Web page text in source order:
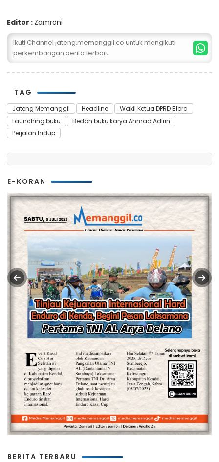
Editor : Zamroni
Ikuti Channel jateng.memanggil.co untuk mengikuti
perkembangan berita terbaru
TAG
Jateng Memanggil Headline
Wakil Ketua DPRD Blora
Launching buku
Bedah buku karya Ahmad Adirin
Perjalan hidup
E-KORAN
BERITA TERBARU